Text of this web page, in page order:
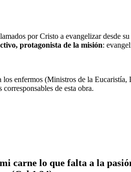
por Cristo a evangelizar desde
protagonista de la misión:
los enfermos (Ministros de la
de esta obra.
carne lo que falta a la